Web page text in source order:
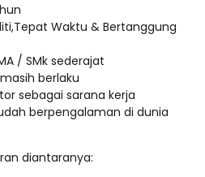
Waktu & Bertanggung
/ SMk sederajat
berlaku
sebagai sarana kerja
berpengalaman di dunia
diantaranya: